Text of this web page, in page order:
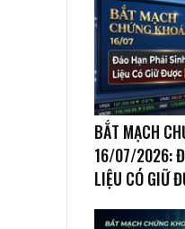
BẮT MẠCH
16/07/2026:
LIỆU CÓ GIỮ